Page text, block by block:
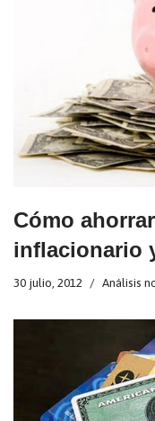
Cómo
inflacionario
30 julio, 2012 Análisis